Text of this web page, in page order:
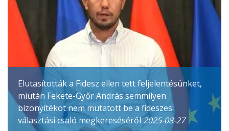
Elutasították a Fidesz ellen tett feljelentésünket,
miután Fekete-Győr András semmilyen
bizonyítékot nem mutatott be a fideszes
választási csaló megkereséséről2025-08-27